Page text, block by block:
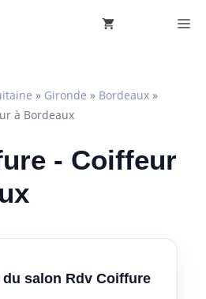
» Gironde » Bordeaux »
à Bordeaux
- Coiffeur
salon Rdv Coiffure